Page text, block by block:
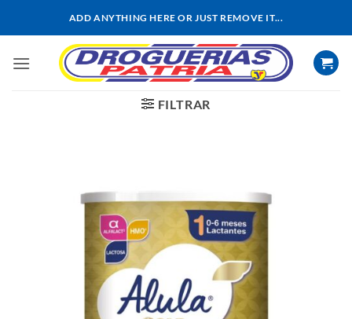
ADD ANYTHING HERE OR JUST REMOVE IT...
FILTRAR